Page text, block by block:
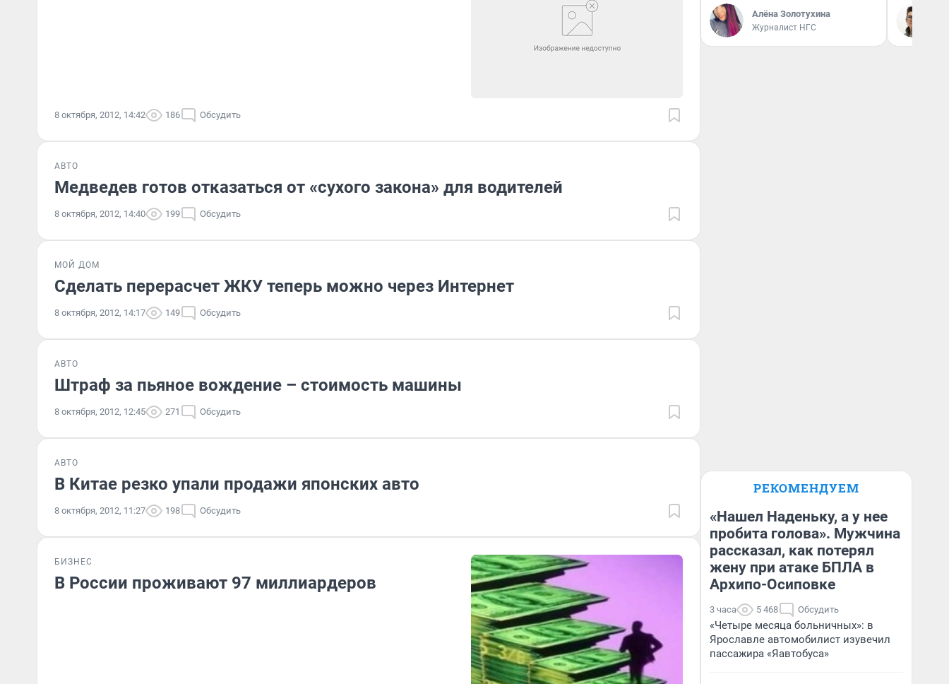
8 октября, 2012, 14:42 186 Обсудить
АВТО
Медведев готов отказаться от «сухого закона» для водителей
8 октября, 2012, 14:40 199 Обсудить
МОЙ ДОМ
Сделать перерасчет ЖКУ теперь можно через Интернет
8 октября, 2012, 14:17 149 Обсудить
АВТО
Штраф за пьяное вождение – стоимость машины
8 октября, 2012, 12:45 271 Обсудить
АВТО
В Китае резко упали продажи японских авто
8 октября, 2012, 11:27 198 Обсудить
БИЗНЕС
В России проживают 97 миллиардеров
Алёна Золотухина
Журналист НГС
РЕКОМЕНДУЕМ
«Нашел Наденьку, а у нее
пробита голова». Мужчина
рассказал, как потерял
жену при атаке БПЛА в
Архипо-Осиповке
3 часа 5 468 Обсудить
«Четыре месяца больничных»: в
Ярославле автомобилист изувечил
пассажира «Яавтобуса»